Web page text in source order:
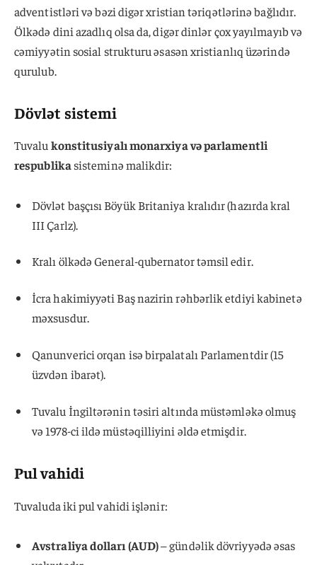
adventistləri və bəzi digər xristian təriqətlərinə bağlıdır.
Ölkədə dini azadlıq olsa da, digər dinlər çox yayılmayıb və
cəmiyyətin sosial strukturu əsasən xristianlıq üzərində
qurulub.
Dövlət sistemi
Tuvalukonstitusiyalı monarxiya və parlamentli
respublikasisteminə malikdir:
Dövlət başçısı Böyük Britaniya kralıdır (hazırda kral
III Çarlz).
Kralı ölkədə General-qubernator təmsil edir.
İcra hakimiyyəti Baş nazirin rəhbərlik etdiyi kabinetə
məxsusdur.
Qanunverici orqan isə birpalatalı Parlamentdir (15
üzvdən ibarət).
Tuvalu İngiltərənin təsiri altında müstəmləkə olmuş
və 1978-ci ildə müstəqilliyini əldə etmişdir.
Pul vahidi
Tuvaluda iki pul vahidi işlənir:
Avstraliya dolları (AUD)– gündəlik dövriyyədə əsas